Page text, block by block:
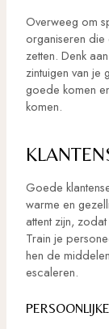
Overweeg om
organiseren die
zetten. Denk
zintuigen van je
goede komen
komen.
Goede
warme en
attent zijn,
Train je
hen de
escaleren.